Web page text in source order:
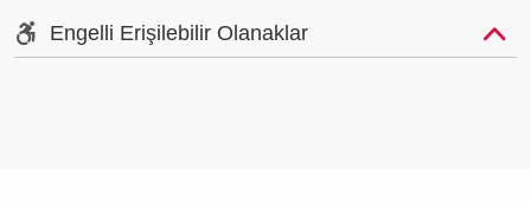
Engelli Erişilebilir Olanaklar